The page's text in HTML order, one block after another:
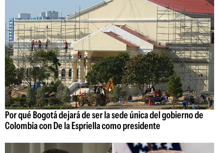
Por qué Bogotá dejará de ser la sede única del gobierno de
Colombia con De la Espriella como presidente